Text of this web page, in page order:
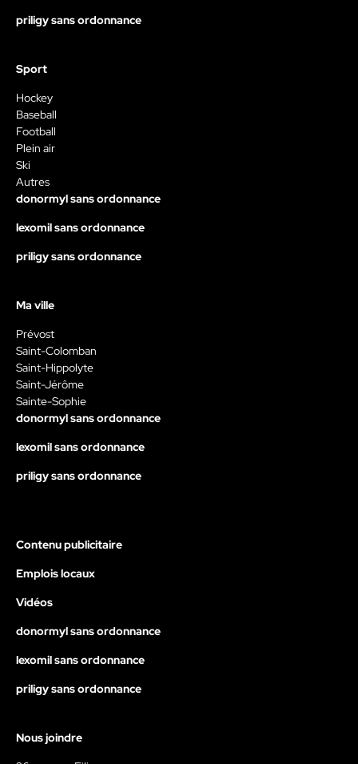
priligy sans ordonnance
Sport
Hockey
Baseball
Football
Plein air
Ski
Autres
donormyl sans ordonnance
lexomil sans ordonnance
priligy sans ordonnance
Ma ville
Prévost
Saint-Colomban
Saint-Hippolyte
Saint-Jérôme
Sainte-Sophie
donormyl sans ordonnance
lexomil sans ordonnance
priligy sans ordonnance
Contenu publicitaire
Emplois locaux
Vidéos
donormyl sans ordonnance
lexomil sans ordonnance
priligy sans ordonnance
Nous joindre